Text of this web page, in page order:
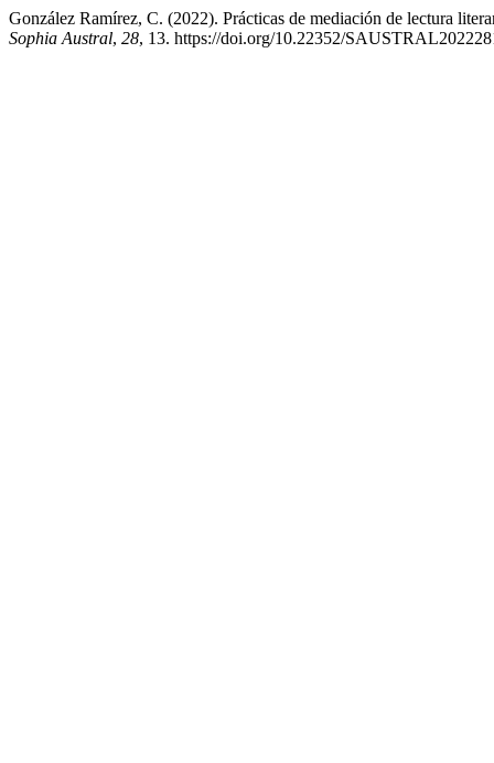
González Ramírez, C. (2022). Prácticas de mediación de lectura
Sophia Austral, 28, 13. https://doi.org/10.22352/